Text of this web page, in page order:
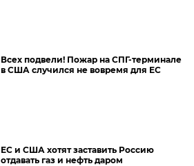
Всех подвели! Пожар на СПГ-терминале
в США случился не вовремя для ЕС
ЕС и США хотят заставить Россию
отдавать газ и нефть даром